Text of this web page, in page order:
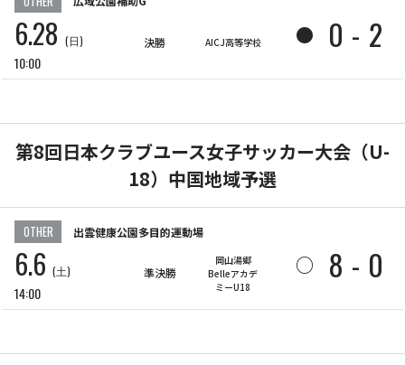
6.28 (日)
10:00
決勝 AICJ高等学校 ● 0 - 2
第8回日本クラブユース女子サッカー大会（U-
18）中国地域予選
OTHER 出雲健康公園多目的運動場
6.6 (土)
14:00
準決勝
岡山湯郷
Belleアカデ
ミーU18
○ 8 - 0